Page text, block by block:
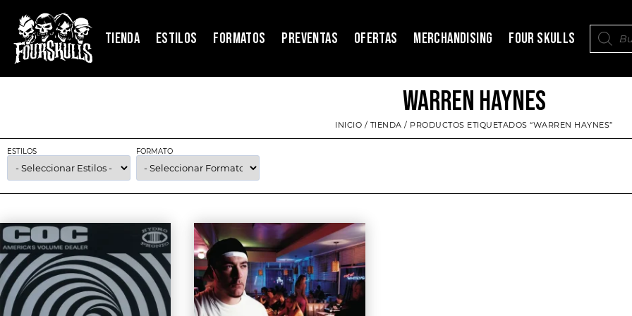
TIENDA ESTILOS FORMATOS PREVENTAS OFERTAS MERCHANDISING FOUR SKULLS
WARREN HAYNES
INICIO / TIENDA / PRODUCTOS ETIQUETADOS “WARREN HAYNES”
ESTILOS FORMATO